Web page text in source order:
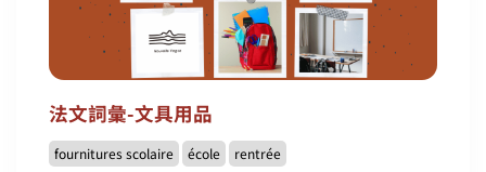
法文詞彙-文具用品
fournitures scolaire école rentrée